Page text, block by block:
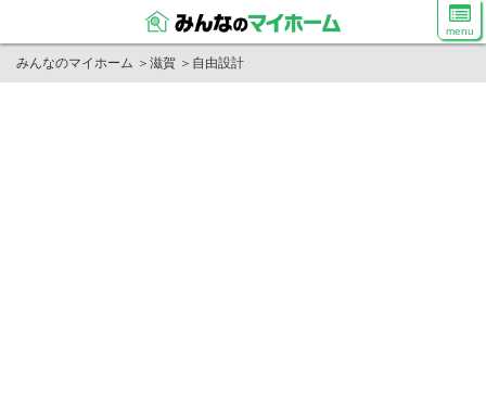
menu
みんなのマイホーム ＞ 滋賀 ＞ 自由設計